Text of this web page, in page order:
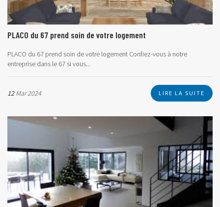
PLACO du 67 prend soin de votre logement
PLACO du 67 prend soin de votre logement Confiez-vous à notre
entreprise dans le 67 si vous...
12Mar 2024 LIRE LA SUITE